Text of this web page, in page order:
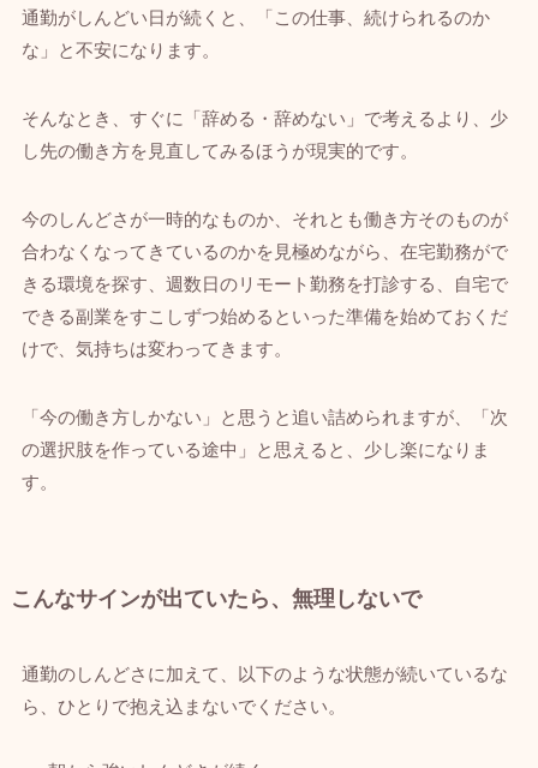
通勤がしんどい日が続くと、「この仕事、続けられるのか
な」と不安になります。
そんなとき、すぐに「辞める・辞めない」で考えるより、少
し先の働き方を見直してみるほうが現実的です。
今のしんどさが一時的なものか、それとも働き方そのものが
合わなくなってきているのかを見極めながら、在宅勤務がで
きる環境を探す、週数日のリモート勤務を打診する、自宅で
できる副業をすこしずつ始めるといった準備を始めておくだ
けで、気持ちは変わってきます。
「今の働き方しかない」と思うと追い詰められますが、「次
の選択肢を作っている途中」と思えると、少し楽になりま
す。
こんなサインが出ていたら、無理しないで
通勤のしんどさに加えて、以下のような状態が続いているな
ら、ひとりで抱え込まないでください。